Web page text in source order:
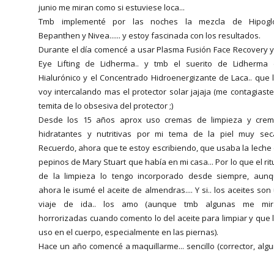
junio me miran como si estuviese loca...
Tmb implementé por las noches la mezcla de
Bepanthen y Nivea...... y estoy fascinada con los resultados.
Durante el día comencé a usar Plasma Fusión Face Recovery
Eye Lifting de Lidherma.. y tmb el suerito de Lidherma
Hialurónico y el Concentrado Hidroenergizante de Laca.. que
voy intercalando mas el protector solar jajaja (me
temita de lo obsesiva del protector ;)
Desde los 15 años aprox uso cremas de limpieza y
hidratantes y nutritivas por mi tema de la piel muy
Recuerdo, ahora que te estoy escribiendo, que usaba la leche
pepinos de Mary Stuart que había en mi casa... Por lo que el
de la limpieza lo tengo incorporado desde siempre,
ahora le isumé el aceite de almendras.... Y si.. los aceites son
viaje de ida.. los amo (aunque tmb algunas me
horrorizadas cuando comento lo del aceite para limpiar y que
uso en el cuerpo, especialmente en las piernas).
Hace un año comencé a maquillarme... sencillo (corrector,